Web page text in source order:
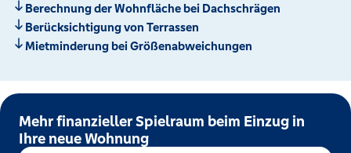
Berechnung der Wohnfläche bei Dachschrägen
Berücksichtigung von Terrassen
Mietminderung bei Größenabweichungen
Mehr finanzieller Spielraum beim Einzug in
Ihre neue Wohnung